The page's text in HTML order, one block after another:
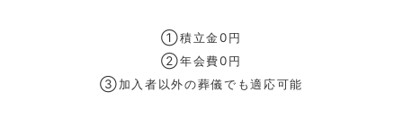
①積立金0円
②年会費0円
③加入者以外の葬儀でも適応可能